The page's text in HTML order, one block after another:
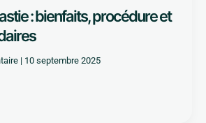
: bienfaits, procédure et
| 10 septembre 2025